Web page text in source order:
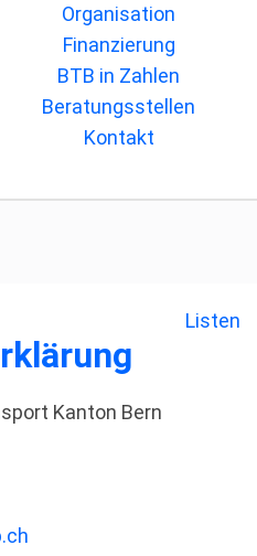
Organisation
Finanzierung
BTB in Zahlen
Beratungsstellen
Kontakt
Listen
Kanton Bern